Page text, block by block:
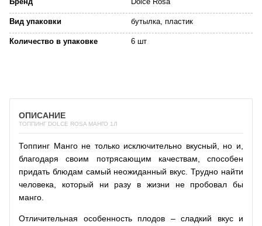
Вид упаковки бутылка, пластик
Количество в упаковке 6 шт
ОПИСАНИЕ
ТОППИНГ DOLCE ROSA МАНГО 1Л
Топпинг Манго не только исключительно вкусный, но и,
благодаря своим потрясающим качествам, способен
придать блюдам самый неожиданный вкус. Трудно найти
человека, который ни разу в жизни не пробовал бы
манго.
Отличительная особенность плодов – сладкий вкус и